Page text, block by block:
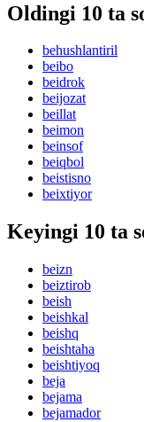
Oldingi 10 ta
behushlantiril
beibo
beidrok
beijozat
beillat
beimon
beinsof
beiqbol
beistisno
beixtiyor
Keyingi 10 ta
beizn
beiztirob
beish
beishkal
beishq
beishtaha
beishtiyoq
beja
bejama
bejamador